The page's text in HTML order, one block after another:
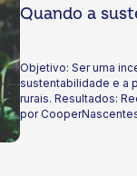
Quando a
Objetivo: Ser uma
sustentabilidade e a
rurais. Resultados: Recuperação de 381 nascentes no programa
por CooperNascentes Plantio de 52 hectares de florestas